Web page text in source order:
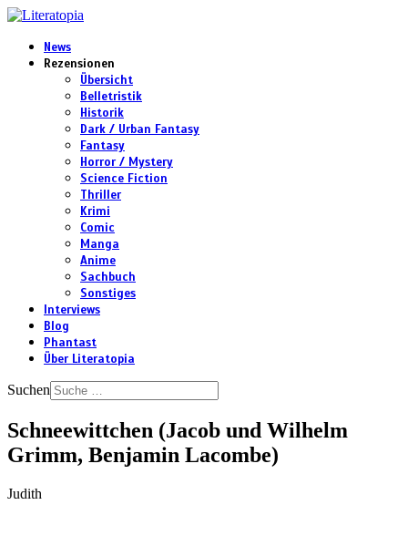
News
Rezensionen
Übersicht
Belletristik
Historik
Dark / Urban Fantasy
Fantasy
Horror / Mystery
Science Fiction
Thriller
Krimi
Comic
Manga
Anime
Sachbuch
Sonstiges
Interviews
Blog
Phantast
Über Literatopia
Suchen
Schneewittchen (Jacob und Wilhelm
Grimm, Benjamin Lacombe)
Judith